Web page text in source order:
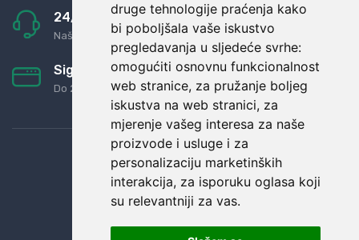
druge tehnologije praćenja kako
bi poboljšala vaše iskustvo
pregledavanja u sljedeće svrhe:
omogućiti osnovnu funkcionalnost
web stranice, za pružanje boljeg
iskustva na web stranici, za
mjerenje vašeg interesa za naše
proizvode i usluge i za
personalizaciju marketinških
interakcija, za isporuku oglasa koji
su relevantniji za vas.
24/7 odlična podrška
Naši agenti uvijek na raspolaganju
Sigurno obročno plaćanje
Do 24 rata bez kamata